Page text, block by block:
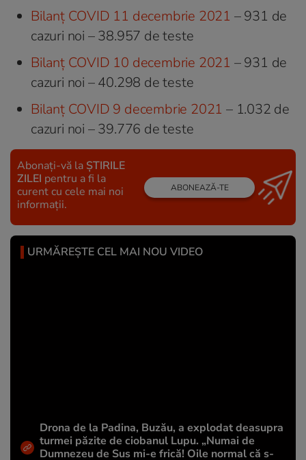
Bilanț COVID 11 decembrie 2021 – 931 de
cazuri noi – 38.957 de teste
Bilanț COVID 10 decembrie 2021 – 931 de
cazuri noi – 40.298 de teste
Bilanț COVID 9 decembrie 2021– 1.032 de
cazuri noi – 39.776 de teste
Abonați-vă la ȘTIRILE
ZILEI pentru a fi la
curent cu cele mai noi
informații.
ABONEAZĂ-TE
URMĂREȘTE CEL MAI NOU VIDEO
Drona de la Padina, Buzău, a explodat deasupra
turmei păzite de ciobanul Lupu. „Numai de
Dumnezeu de Sus mi-e frică! Oile normal că s-